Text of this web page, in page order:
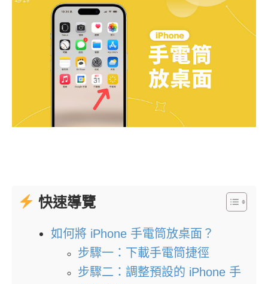
快速導覽
如何將 iPhone 手電筒放桌面？
步驟一：下載手電筒捷徑
步驟二：調整預設的 iPhone 手